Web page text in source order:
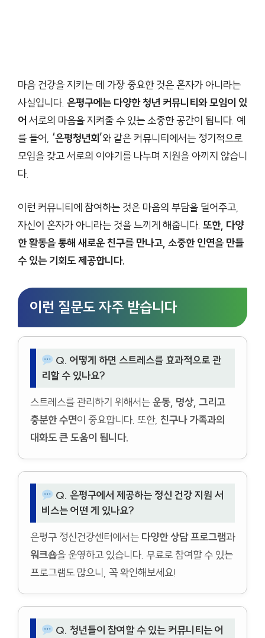
마음 건강을 지키는 데 가장 중요한 것은 혼자가 아니라는
사실입니다. 은평구에는 다양한 청년 커뮤니티와 모임이 있
어 서로의 마음을 지켜줄 수 있는 소중한 공간이 됩니다. 예
를 들어, ‘은평청년회’와 같은 커뮤니티에서는 정기적으로
모임을 갖고 서로의 이야기를 나누며 지원을 아끼지 않습니
다.
이런 커뮤니티에 참여하는 것은 마음의 부담을 덜어주고,
자신이 혼자가 아니라는 것을 느끼게 해줍니다. 또한, 다양
한 활동을 통해 새로운 친구를 만나고, 소중한 인연을 만들
수 있는 기회도 제공합니다.
이런 질문도 자주 받습니다
Q. 어떻게 하면 스트레스를 효과적으로 관
리할 수 있나요?
스트레스를 관리하기 위해서는운동, 명상, 그리고
충분한 수면이 중요합니다. 또한, 친구나 가족과의
대화도 큰 도움이 됩니다.
Q. 은평구에서 제공하는 정신 건강 지원 서
비스는 어떤 게 있나요?
은평구 정신건강센터에서는 다양한 상담 프로그램과
워크숍을 운영하고 있습니다. 무료로 참여할 수 있는
프로그램도 많으니, 꼭 확인해보세요!
Q. 청년들이 참여할 수 있는 커뮤니티는 어